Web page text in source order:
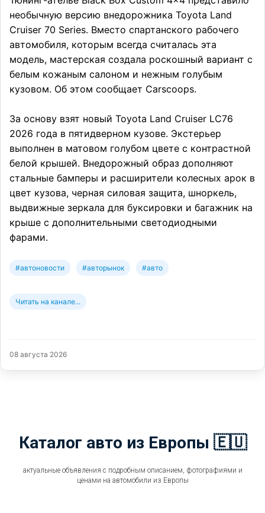
необычную версию внедорожника Toyota Land
Cruiser 70 Series. Вместо спартанского рабочего
автомобиля, которым всегда считалась эта
модель, мастерская создала роскошный вариант с
белым кожаным салоном и нежным голубым
кузовом. Об этом сообщает Carscoops.
За основу взят новый Toyota Land Cruiser LC76
2026 года в пятидверном кузове. Экстерьер
выполнен в матовом голубом цвете с контрастной
белой крышей. Внедорожный образ дополняют
стальные бамперы и расширители колесных арок в
цвет кузова, черная силовая защита, шноркель,
выдвижные зеркала для буксировки и багажник на
крыше с дополнительными светодиодными
фарами.
#автоновости #авторынок #авто
Читать на канале...
08 августа 2026
Каталог авто из Европы 🇪🇺
актуальные объявления с подробным описанием, фотографиями и
ценами на автомобили из Европы